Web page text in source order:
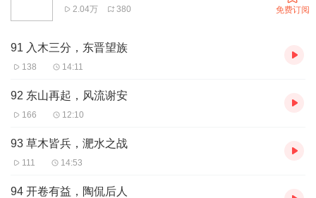
2.04万 380 免费订阅
91 入木三分，东晋望族
138 14:11
92 东山再起，风流谢安
166 12:10
93 草木皆兵，淝水之战
111 14:53
94 开卷有益，陶侃后人